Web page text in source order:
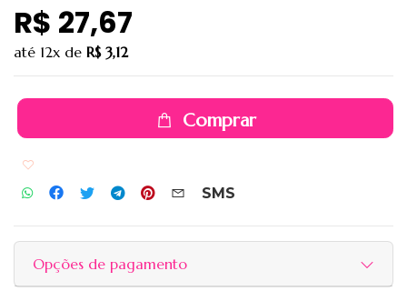
R$ 27,67
até 12x de R$ 3,12
Comprar
SMS
Opções de pagamento